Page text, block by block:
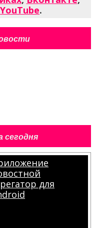
YouTube.
сегодня
для